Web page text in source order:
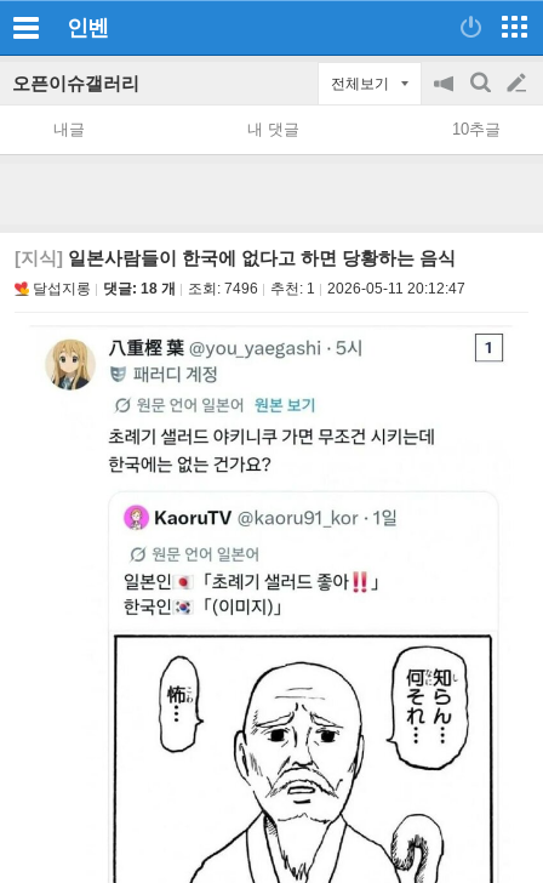
인벤
오픈이슈갤러리 전체보기
공
지
on/off
검
색
글
쓰
내글 내 댓글 10추글
[지식] 일본사람들이 한국에 없다고 하면 당황하는 음식
달섭지롱 댓글: 18 개 조회: 7496 추천: 1 2026-05-11 20:12:47